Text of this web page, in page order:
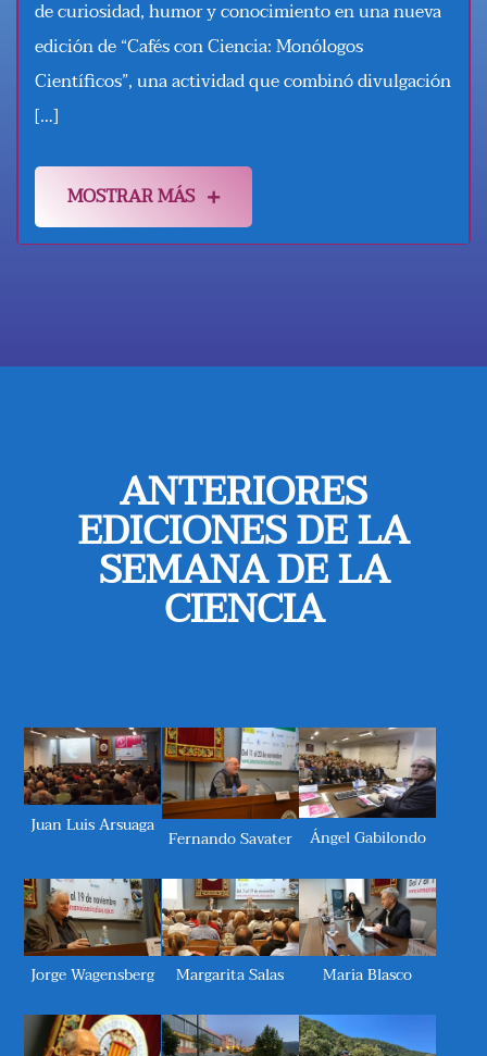
de curiosidad, humor y conocimiento en una nueva
edición de “Cafés con Ciencia: Monólogos
Científicos”, una actividad que combinó divulgación
[…]
MOSTRAR MÁS
ANTERIORES
EDICIONES DE LA
SEMANA DE LA
CIENCIA
Juan Luis Arsuaga
Fernando Savater Ángel Gabilondo
Jorge Wagensberg Margarita Salas Maria Blasco